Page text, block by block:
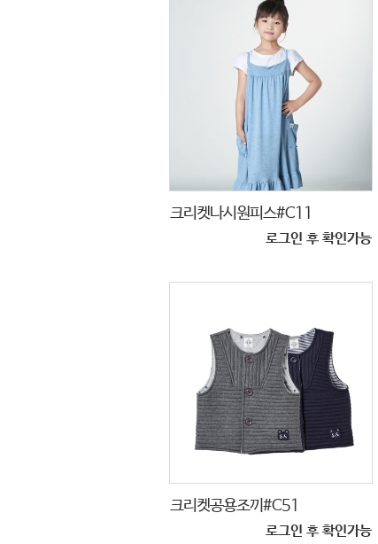
크리켓나시원피스#C11
로그인 후 확인가능
크리켓공용조끼#C51
로그인 후 확인가능